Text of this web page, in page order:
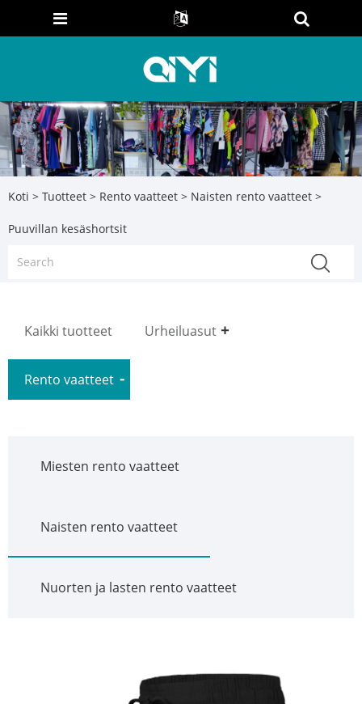
Koti > Tuotteet > Rento vaatteet > Naisten rento vaatteet >
Puuvillan kesäshortsit
Kaikki tuotteet Urheiluasut
Rento vaatteet
Miesten rento vaatteet
Naisten rento vaatteet
Nuorten ja lasten rento vaatteet